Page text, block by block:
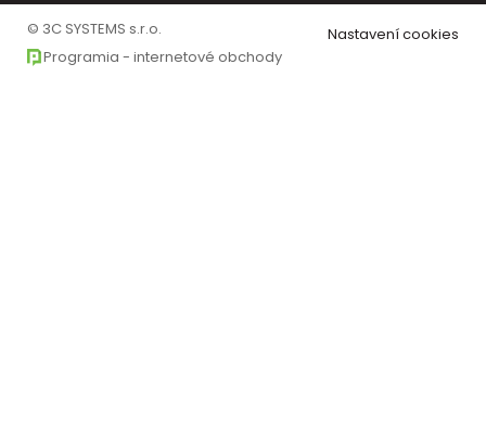
© 3C SYSTEMS s.r.o.
Nastavení cookies
Programia - internetové obchody